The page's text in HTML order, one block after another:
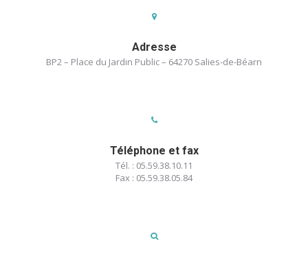
précieux concentré d’eau thermale (eau
mère) singularisent les soins thermaux et
contribuent à leur réputation.
Adresse
BP2 – Place du Jardin Public – 64270 Salies-de-Béarn
Téléphone et fax
Tél. : 05.59.38.10.11
Fax : 05.59.38.05.84